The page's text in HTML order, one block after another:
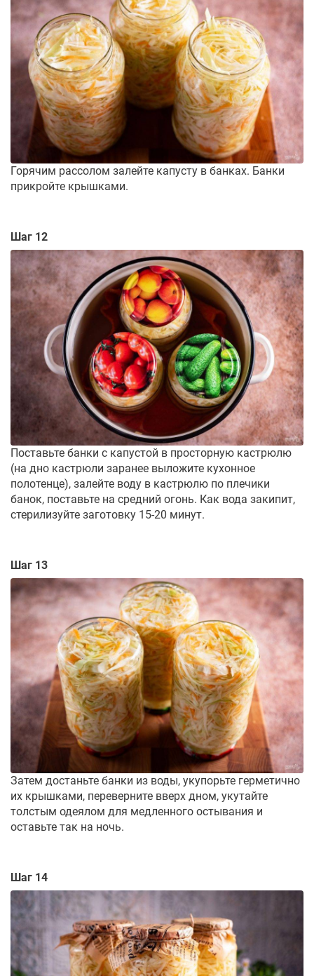
Горячим рассолом залейте капусту в банках. Банки
прикройте крышками.
Шаг 12
Поставьте банки с капустой в просторную кастрюлю
(на дно кастрюли заранее выложите кухонное
полотенце), залейте воду в кастрюлю по плечики
банок, поставьте на средний огонь. Как вода закипит,
стерилизуйте заготовку 15-20 минут.
Шаг 13
Затем достаньте банки из воды, укупорьте герметично
их крышками, переверните вверх дном, укутайте
толстым одеялом для медленного остывания и
оставьте так на ночь.
Шаг 14